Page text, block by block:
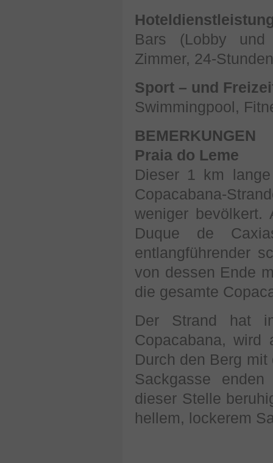
Bars (Lobby und
Zimmer, 24-
Sport – und
Swimmingpool,
BEMERKUNGEN
Praia do Leme
Dieser 1 km
Copacabana-
weniger bevölkert.
Duque de
entlangführender
von dessen Ende
die gesamte
Der Strand hat
Copacabana, wird
Durch den Berg
Sackgasse
dieser Stelle
hellem, lockerem